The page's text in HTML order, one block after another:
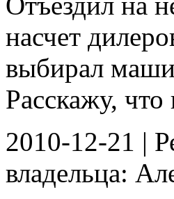
насчет
выбирал
Расскажу,
2010-12-21 |
владельца: